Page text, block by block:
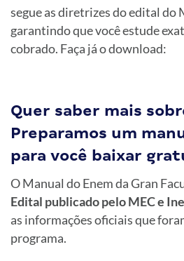
segue as diretrizes do edital do
garantindo que você estude
cobrado. Faça já o download:
Quer saber mais
Preparamos um
para você baixar
O Manual do Enem da Gran
Edital publicado pelo MEC e
as informações oficiais que
programa.